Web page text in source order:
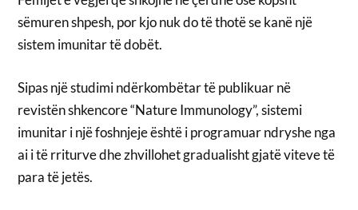
sëmuren shpesh, por kjo nuk do të thotë se kanë një
sistem imunitar të dobët.
Sipas një studimi ndërkombëtar të publikuar në
revistën shkencore “Nature Immunology”, sistemi
imunitar i një foshnjeje është i programuar ndryshe nga
ai i të rriturve dhe zhvillohet gradualisht gjatë viteve të
para të jetës.